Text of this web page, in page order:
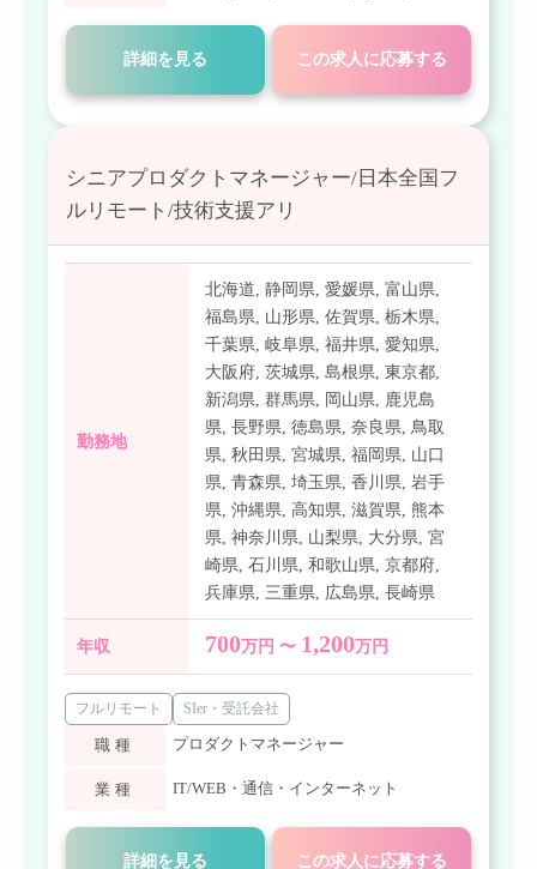
詳細を見る この求人に応募する
シニアプロダクトマネージャー/日本全国フ
ルリモート/技術支援アリ
勤務地
北海道,静岡県,愛媛県,富山県,
福島県, 山形県,佐賀県,栃木県,
千葉県,岐阜県,福井県,愛知県,
大阪府,茨城県,島根県,東京都,
新潟県,群馬県, 岡山県, 鹿児島
県,長野県,徳島県,奈良県,鳥取
県,秋田県,宮城県,福岡県, 山口
県,青森県,埼玉県,香川県,岩手
県,沖縄県, 高知県,滋賀県,熊本
県,神奈川県, 山梨県, 大分県,宮
崎県,石川県,和歌山県,京都府,
兵庫県,三重県, 広島県,長崎県
年収 700万円 〜 1,200万円
フルリモート SIer・受託会社
職種 プロダクトマネージャー
業種 IT/WEB・通信・インターネット
詳細を見る この求人に応募する